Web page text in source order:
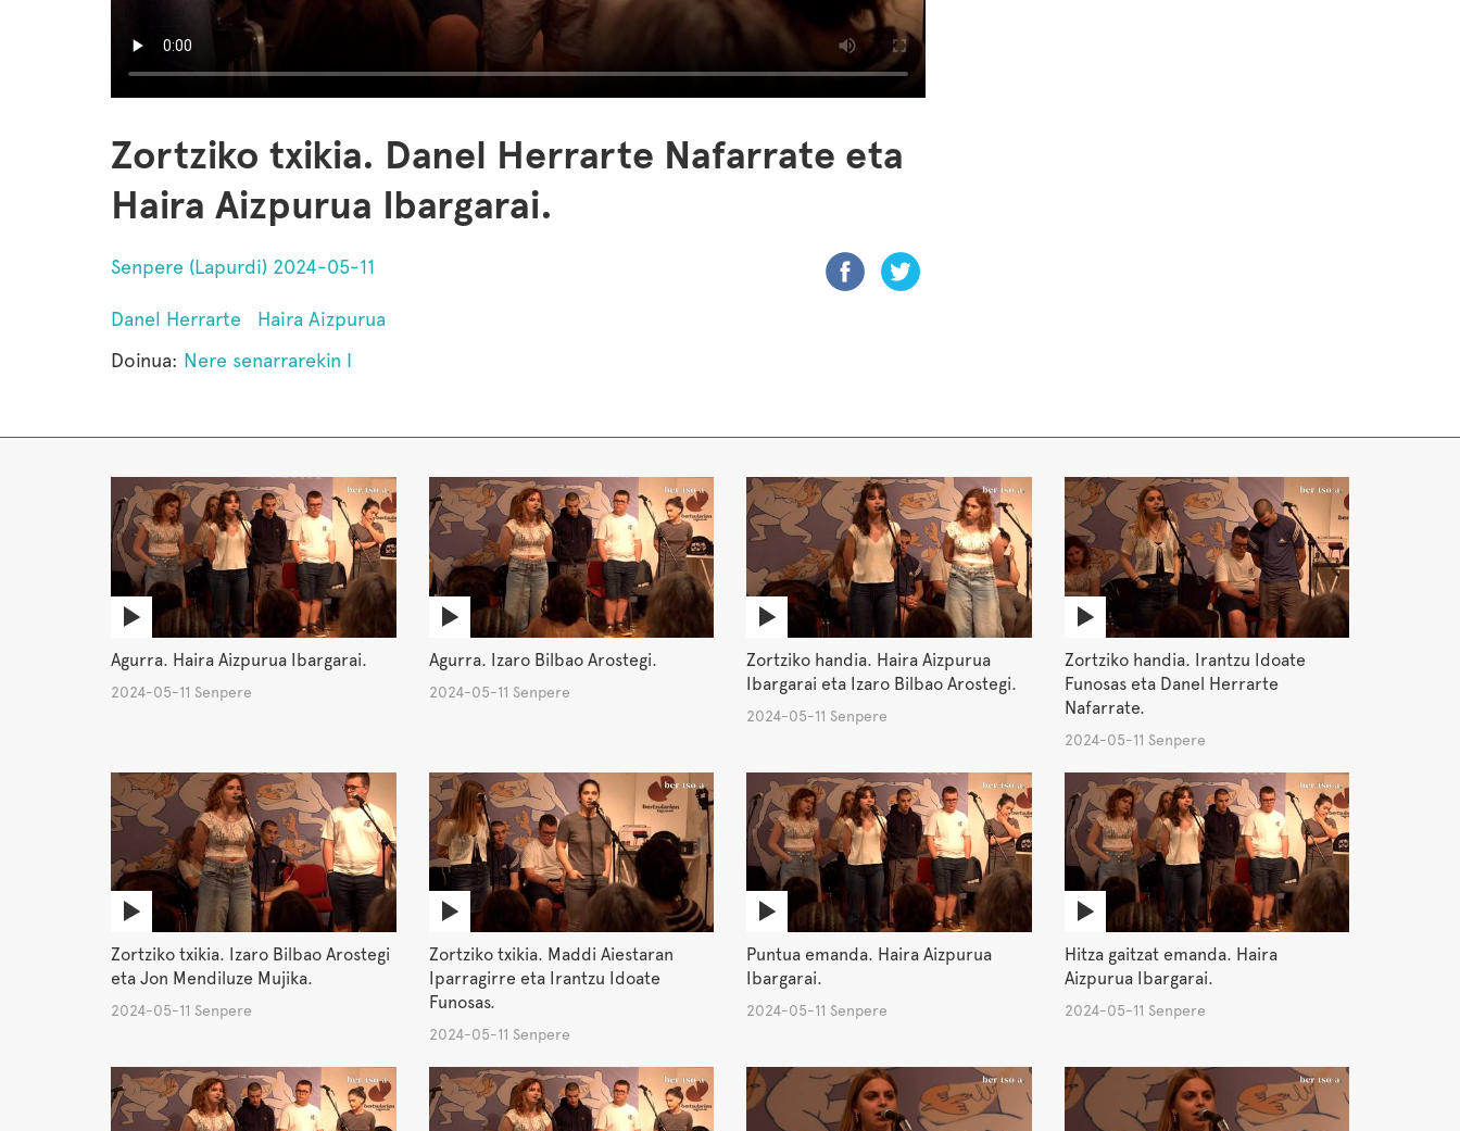
Zortziko txikia. Danel Herrarte Nafarrate eta
Haira Aizpurua Ibargarai.
Senpere (Lapurdi) 2024-05-11
Danel Herrarte
Haira Aizpurua
Doinua: Nere senarrarekin I
Agurra. Haira Aizpurua Ibargarai.
2024-05-11 Senpere
Agurra. Izaro Bilbao Arostegi.
2024-05-11 Senpere
Zortziko handia. Haira Aizpurua
Ibargarai eta Izaro Bilbao Arostegi.
2024-05-11 Senpere
Zortziko handia. Irantzu Idoate
Funosas eta Danel Herrarte
Nafarrate.
2024-05-11 Senpere
Zortziko txikia. Izaro Bilbao Arostegi
eta Jon Mendiluze Mujika.
2024-05-11 Senpere
Zortziko txikia. Maddi Aiestaran
Iparragirre eta Irantzu Idoate
Funosas.
2024-05-11 Senpere
Puntua emanda. Haira Aizpurua
Ibargarai.
2024-05-11 Senpere
Hitza gaitzat emanda. Haira
Aizpurua Ibargarai.
2024-05-11 Senpere